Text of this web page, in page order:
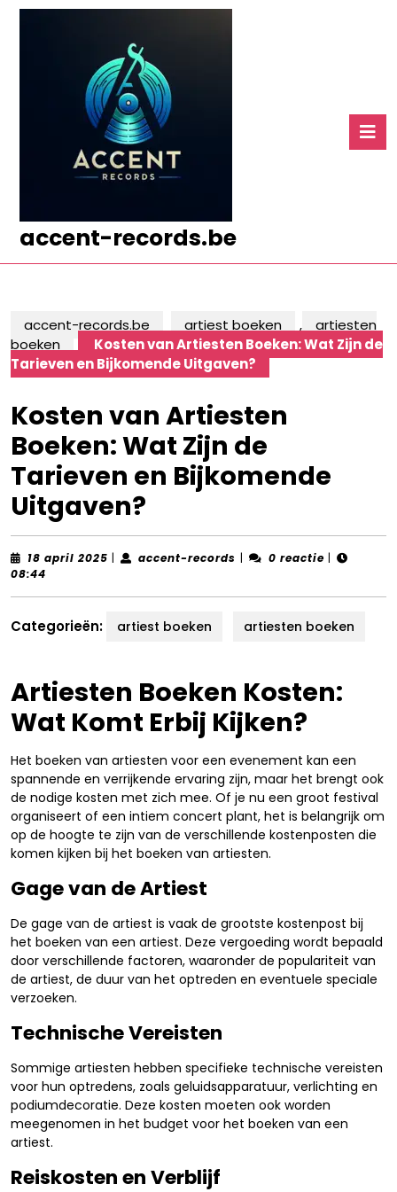
accent-records.be
accent-records.be artiest boeken ,
artiesten
boeken
Kosten van Artiesten Boeken: Wat Zijn de
Tarieven en Bijkomende Uitgaven?
Kosten van Artiesten
Boeken: Wat Zijn de
Tarieven en Bijkomende
Uitgaven?
18 april 2025 18| accent-records accent-
| 0 reactie |
08:44
Categorieën: artiest boeken artiesten boeken
Artiesten Boeken Kosten:
Wat Komt Erbij Kijken?
Het boeken van artiesten voor een evenement kan een
spannende en verrijkende ervaring zijn, maar het brengt ook
de nodige kosten met zich mee. Of je nu een groot festival
organiseert of een intiem concert plant, het is belangrijk om
op de hoogte te zijn van de verschillende kostenposten die
komen kijken bij het boeken van artiesten.
Gage van de Artiest
De gage van de artiest is vaak de grootste kostenpost bij
het boeken van een artiest. Deze vergoeding wordt bepaald
door verschillende factoren, waaronder de populariteit van
de artiest, de duur van het optreden en eventuele speciale
verzoeken.
Technische Vereisten
Sommige artiesten hebben specifieke technische vereisten
voor hun optredens, zoals geluidsapparatuur, verlichting en
podiumdecoratie. Deze kosten moeten ook worden
meegenomen in het budget voor het boeken van een
artiest.
Reiskosten en Verblijf